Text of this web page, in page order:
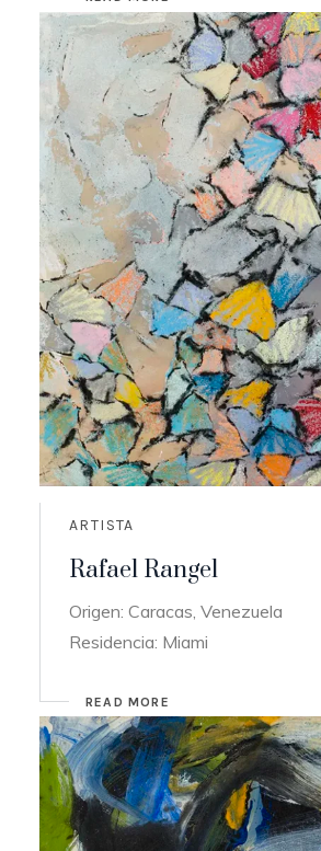
ARTISTA
Rafael Rangel
Origen: Caracas, Venezuela
Residencia: Miami
READ MORE